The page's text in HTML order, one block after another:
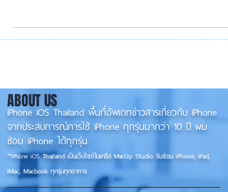
iPhone iOS Thailand พื้นที่อัพเดทข่าวสารเกี่ยวกับ iPhone
จากประสบการณ์การใช้ iPhone ทุกรุ่นมากว่า 10 ปี ผม
ซ่อม iPhone ได้ทุกรุ่น
**iPhone iOSThailand เป็นเว็บไซต์ในเครือ MacUp Studio รับซ่อม iPhone, iPad,
iMac, Macbook ทุกรุ่นทุกอาการ
ABOUT US